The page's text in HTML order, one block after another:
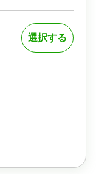
選択する